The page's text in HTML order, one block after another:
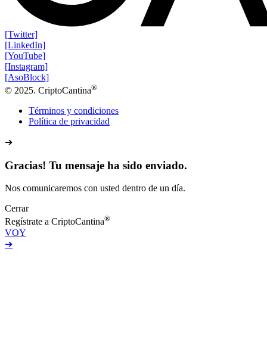
[Twitter]
[LinkedIn]
[YouTube]
[Instagram]
[AsoBlock]
© 2025. CriptoCantina®
Términos y condiciones
Política de privacidad
➔
Gracias! Tu mensaje ha sido enviado.
Nos comunicaremos con usted dentro de un día.
Cerrar
Regístrate a CriptoCantina®
VOY
➔